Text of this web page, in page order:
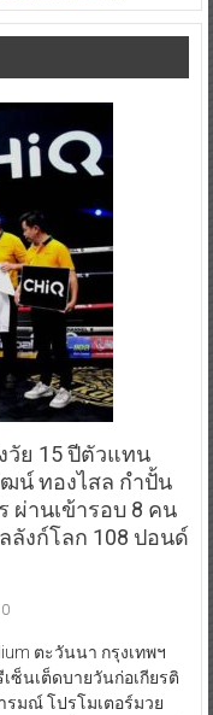
วัย 15 ปีตัวแทน
น์ ทองไสล กำปั้น
ผ่านเข้ารอบ 8 คน
ลังก์โลก 108 ปอนด์
0
ตะวันนา กรุงเทพฯ
ซ็นเต็ดบายวันก่อเกียรติ
รมณ์ โปรโมเตอร์มวย